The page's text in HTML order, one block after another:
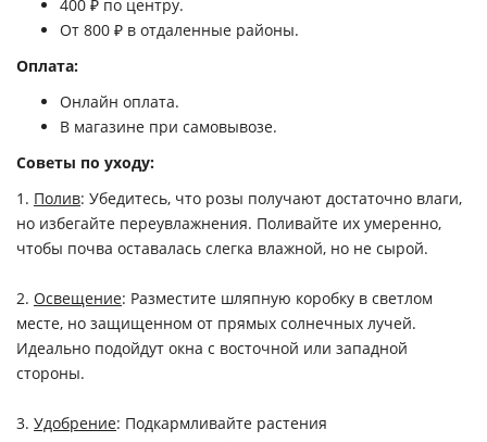
400 ₽ по центру.
От 800 ₽ в отдаленные районы.
Оплата:
Онлайн оплата.
В магазине при самовывозе.
Советы по уходу:
1. Полив: Убедитесь, что розы получают достаточно влаги,
но избегайте переувлажнения. Поливайте их умеренно,
чтобы почва оставалась слегка влажной, но не сырой.
2. Освещение: Разместите шляпную коробку в светлом
месте, но защищенном от прямых солнечных лучей.
Идеально подойдут окна с восточной или западной
стороны.
3. Удобрение: Подкармливайте растения